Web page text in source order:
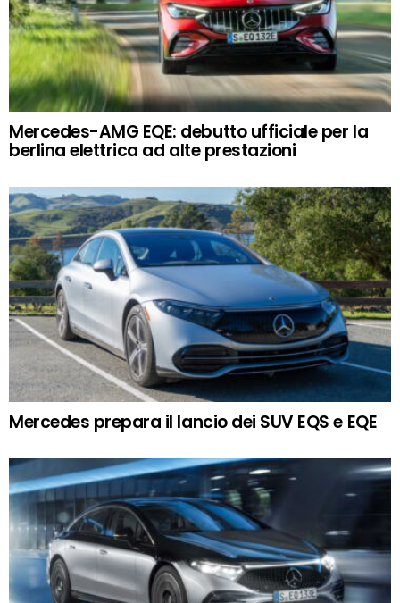
Mercedes-AMG EQE: debutto ufficiale per la
berlina elettrica ad alte prestazioni
Mercedes prepara il lancio dei SUV EQS e EQE